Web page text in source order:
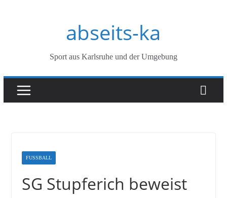
abseits-ka
Sport aus Karlsruhe und der Umgebung
FUSSBALL
SG Stupferich beweist